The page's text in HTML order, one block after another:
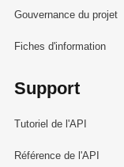
Gouvernance du projet
Fiches d'information
Support
Tutoriel de l'API
Référence de l'API